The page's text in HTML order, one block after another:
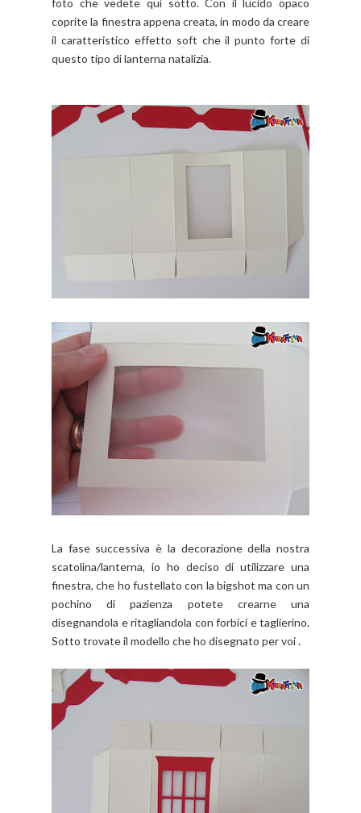
foto che vedete qui sotto. Con il lucido opaco
coprite la finestra appena creata, in modo da creare
il caratteristico effetto soft che il punto forte di
questo tipo di lanterna natalizia.
La fase successiva è la decorazione della nostra
scatolina/lanterna, io ho deciso di utilizzare una
finestra, che ho fustellato con la bigshot ma con un
pochino di pazienza potete crearne una
disegnandola e ritagliandola con forbici e taglierino.
Sotto trovate il modello che ho disegnato per voi .